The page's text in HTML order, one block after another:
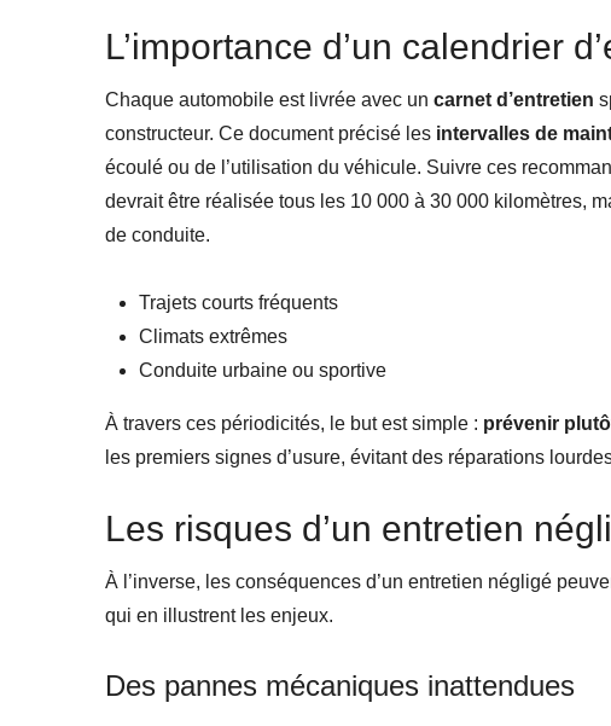
L’importance d’un calendrier
Chaque automobile est livrée avec un carnet d’entretien
constructeur. Ce document précisé les intervalles de
écoulé ou de l’utilisation du véhicule. Suivre ces
devrait être réalisée tous les 10 000 à 30 000 kilomètres,
de conduite.
Trajets courts fréquents
Climats extrêmes
Conduite urbaine ou sportive
À travers ces périodicités, le but est simple : prévenir
les premiers signes d’usure, évitant des réparations
Les risques d’un entretien
À l’inverse, les conséquences d’un entretien négligé
qui en illustrent les enjeux.
Des pannes mécaniques inattendues